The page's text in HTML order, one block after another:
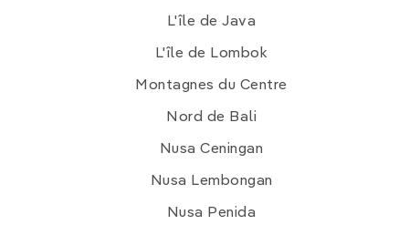
L'île de Java
L'île de Lombok
Montagnes du Centre
Nord de Bali
Nusa Ceningan
Nusa Lembongan
Nusa Penida